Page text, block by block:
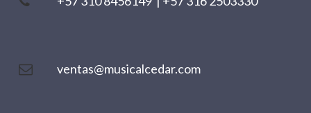
ventas@musicalcedar.com